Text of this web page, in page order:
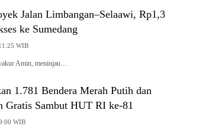
Jalan Limbangan–Selaawi, Rp1,3
ke Sumedang
WIB
Amin, meninjau…
1.781 Bendera Merah Putih dan
Gratis Sambut HUT RI ke-81
WIB